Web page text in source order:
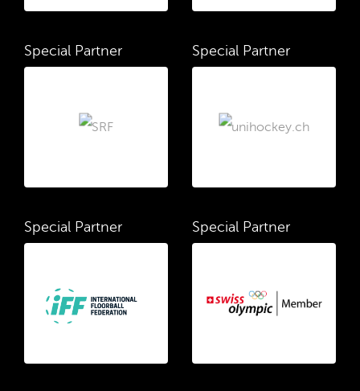
Special Partner Special Partner
Special Partner Special Partner